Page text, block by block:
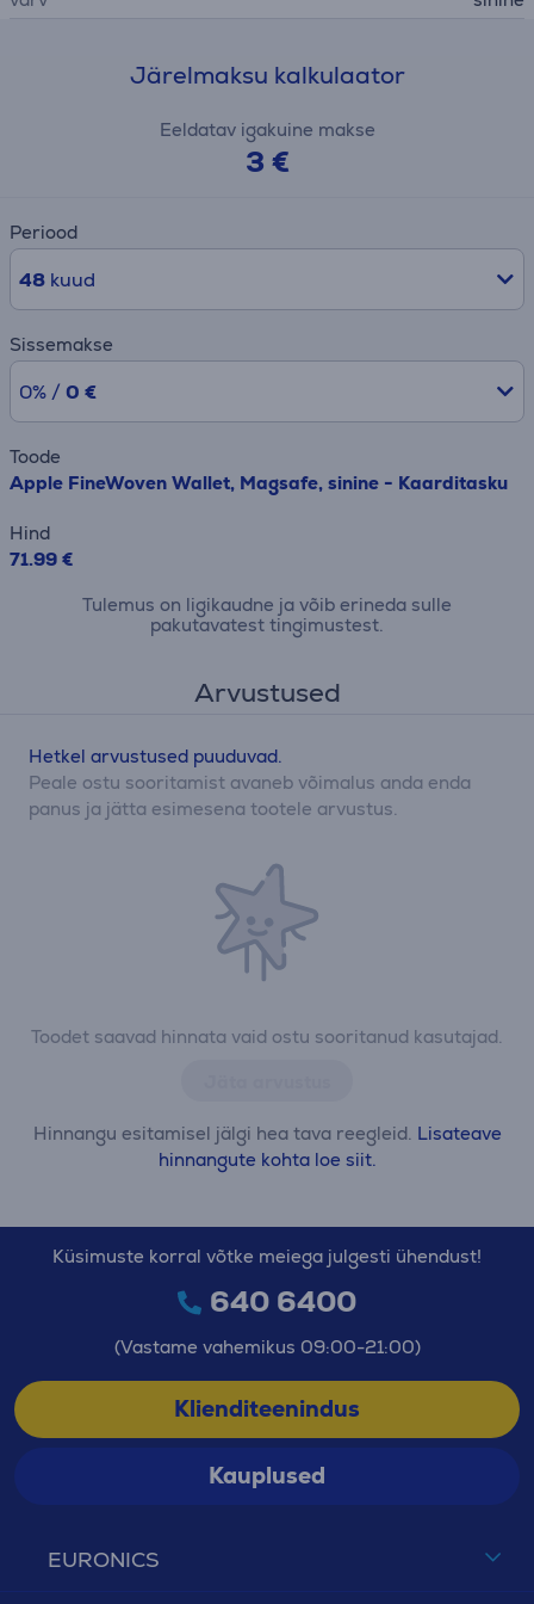
Järelmaksu kalkulaator
Eeldatav igakuine makse
3 €
Periood
48kuud
Sissemakse
0% / 0 €
Toode
Apple FineWoven Wallet, Magsafe, sinine - Kaarditasku
Hind
71.99 €
Tulemus on ligikaudne ja võib erineda sulle
pakutavatest tingimustest.
Arvustused
Toodet saavad hinnata vaid ostu sooritanud kasutajad.
Hinnangu esitamisel jälgi hea tava reegleid. Lisateave
hinnangute kohta loe siit.
Hetkel arvustused puuduvad.
Peale ostu sooritamist avaneb võimalus anda enda
panus ja jätta esimesena tootele arvustus.
EURONICS
Küsimuste korral võtke meiega julgesti ühendust!
640 6400
(Vastame vahemikus 09:00-21:00)
Klienditeenindus
Kauplused